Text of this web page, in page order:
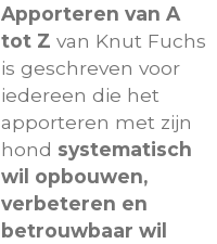
Apporteren van A
tot Z van Knut Fuchs
is geschreven voor
iedereen die het
apporteren met zijn
hond systematisch
wil opbouwen,
verbeteren en
betrouwbaar wil